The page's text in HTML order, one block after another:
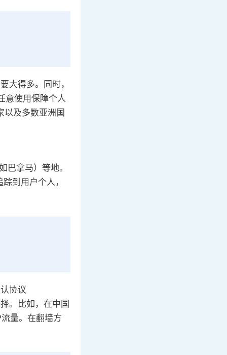
大得多。同时，
意使用保障个人
以及多数亚洲国
巴拿马）等地。
到用户个人，
协议
。比如，在中国
量。在翻墙方